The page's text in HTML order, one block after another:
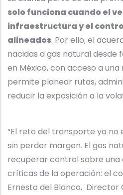
solo funciona cuando el
infraestructura y el
alineados. Por ello, el
nacidas a gas natural desde
en México, con acceso a
permite planear rutas,
reducir la exposición a la
“El reto del transporte ya no
sin perder margen. El gas
recuperar control sobre una
críticas de la operación: el
Ernesto del Blanco, Director